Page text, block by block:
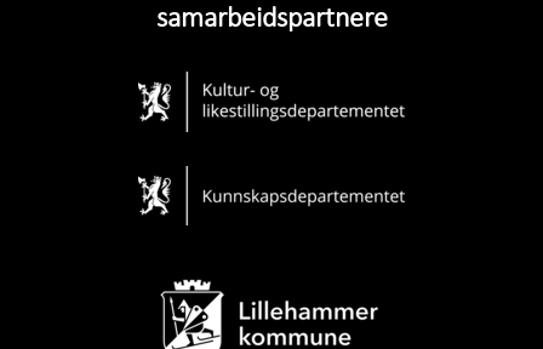
samarbeidspartnere